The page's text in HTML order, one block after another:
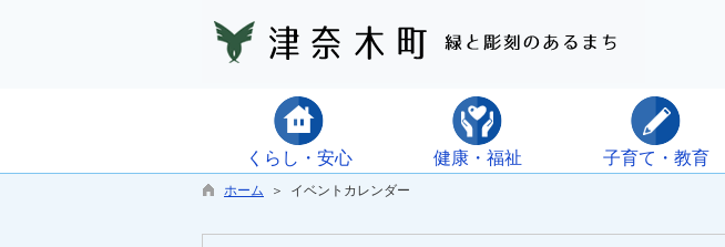
くらし・安心 健康・福祉 子育て・教育
ホーム ＞ イベントカレンダー